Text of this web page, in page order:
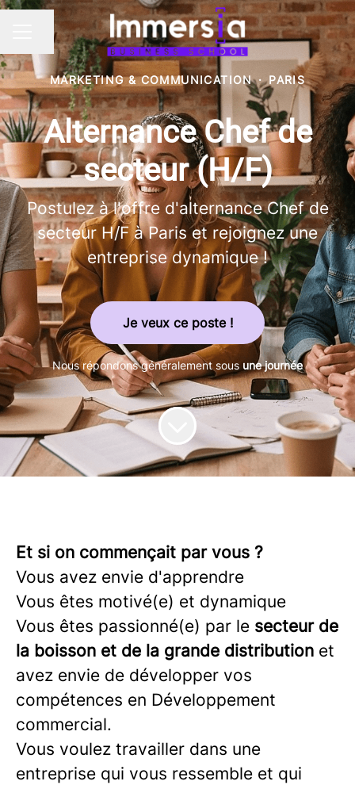
MENU CARRIÈRE
Partager la page
MARKETING & COMMUNICATION · PARIS
Alternance Chef de
secteur (H/F)
Postulez à l'offre d'alternance Chef de
secteur H/F à Paris et rejoignez une
entreprise dynamique !
Je veux ce poste !
Nous répondons généralement sousune journée
Et si on commençait par vous ?
Vous avez envie d'apprendre
Vous êtes motivé(e) et dynamique
Vous êtes passionné(e) par le secteur de
la boisson et de la grande distribution et
avez envie de développer vos
compétences en Développement
commercial.
Vous voulez travailler dans une
entreprise qui vous ressemble et qui